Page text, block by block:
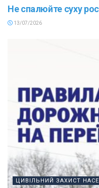
Не спалюйте суху
13/07/2026
ЦИВІЛЬНИЙ ЗАХИСТ